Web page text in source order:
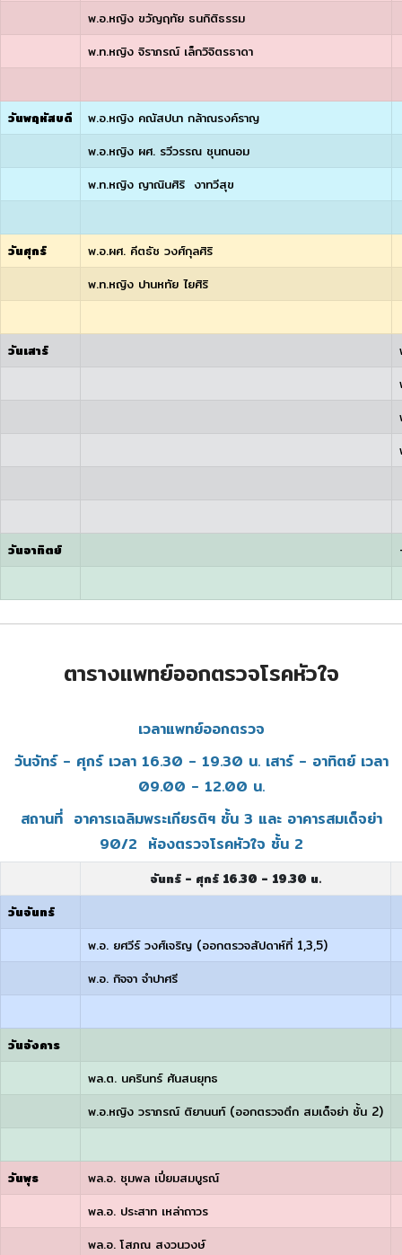
พ.อ.หญิง ขวัญฤทัย ธนกิติธรรม
พ.ท.หญิง จิราภรณ์ เล็กวิจิตรธาดา
วันพฤหัสบดี
พ.อ.หญิง คณัสปนา กล้าณรงค์ราญ
พ.อ.หญิง ผศ. รวีวรรณ ชุนถนอม
พ.ท.หญิง ญาณินศิริ งาทวีสุข
วันศุกร์
พ.อ.ผศ. คีตธัช วงศ์กุลศิริ
พ.ท.หญิง ปานหทัย ไยศิริ
วันเสาร์
วันอาทิตย์
ตารางแพทย์ออกตรวจโรคหัวใจ
เวลาแพทย์ออกตรวจ
วันจัทร์ - ศุกร์ เวลา 16.30 - 19.30 น. เสาร์ - อาทิตย์ เวลา
09.00 - 12.00 น.
สถานที่ อาคารเฉลิมพระเกียรติฯ ชั้น 3 และ อาคารสมเด็จย่า
90/2 ห้องตรวจโรคหัวใจ ชั้น 2
จันทร์ - ศุกร์ 16.30 - 19.30 น.
วันจันทร์
พ.อ. ยศวีร์ วงศ์เจริญ (ออกตรวจสัปดาห์ที่ 1,3,5)
พ.อ. กิจจา จำปาศรี
วันอังคาร
พล.ต. นครินทร์ ศันสนยุทธ
พ.อ.หญิง วราภรณ์ ติยานนท์ (ออกตรวจตึก สมเด็จย่า ชั้น 2)
วันพุธ
พล.อ. ชุมพล เปี่ยมสมบูรณ์
พล.อ. ประสาท เหล่าถาวร
พล.อ. โสภณ สงวนวงษ์